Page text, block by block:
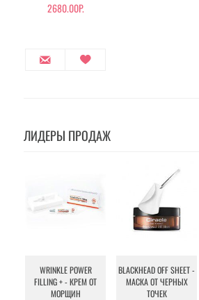
2680.00Р.
ЛИДЕРЫ ПРОДАЖ
WRINKLE POWER
FILLING + - КРЕМ ОТ
МОРЩИН
BLACKHEAD OFF SHEET -
МАСКА ОТ ЧЕРНЫХ
ТОЧЕК